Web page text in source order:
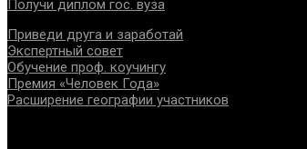
Получи диплом гос. вуза
Приведи друга и заработай
Экспертный совет
Обучение проф. коучингу
Премия «Человек Года»
Расширение географии участников